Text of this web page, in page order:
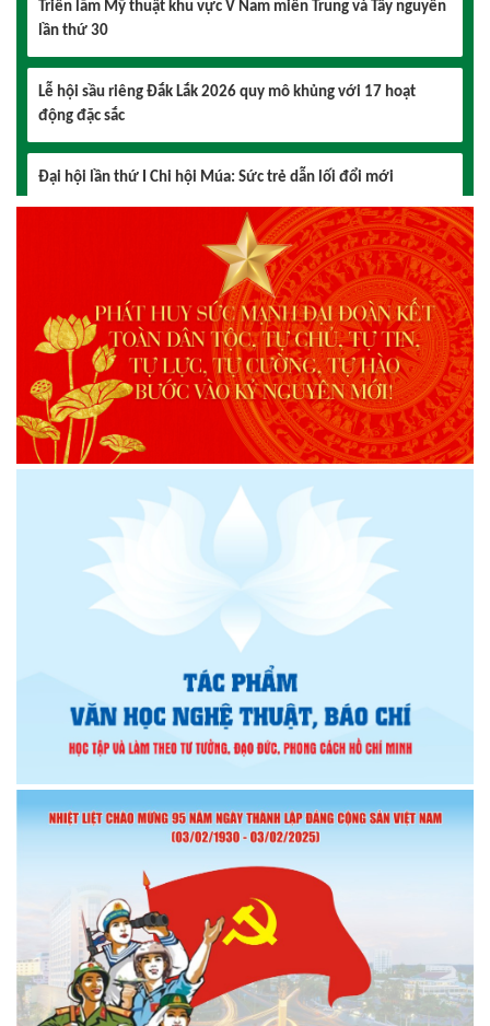
động đặc sắc
Đại hội lần thứ I Chi hội Múa: Sức trẻ dẫn lối đổi mới
Đại hội lần thứ I Chi hội Nhiếp ảnh Đông Đắk Lắk nhiệm kỳ
2026 – 2031 thành công tốt đẹp
Chi hội Âm nhạc Đông Đắk Lắk tổ chức Đại hội lần thứ I,
nhiệm kỳ 2026 – 2031